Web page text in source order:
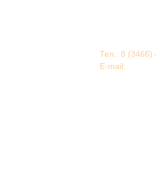
Тел.: 8 (3466)
E-mail: